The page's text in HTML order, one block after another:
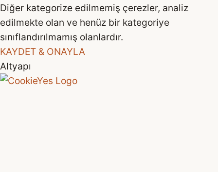
Diğer kategorize edilmemiş çerezler, analiz
edilmekte olan ve henüz bir kategoriye
sınıflandırılmamış olanlardır.
KAYDET & ONAYLA
Altyapı